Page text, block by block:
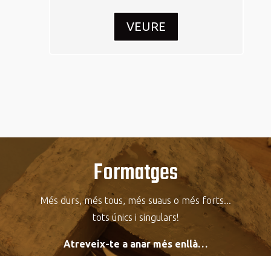
VEURE
Formatges
Més durs, més tous, més suaus o més forts...
tots únics i singulars!
Atreveix-te a anar més enllà…